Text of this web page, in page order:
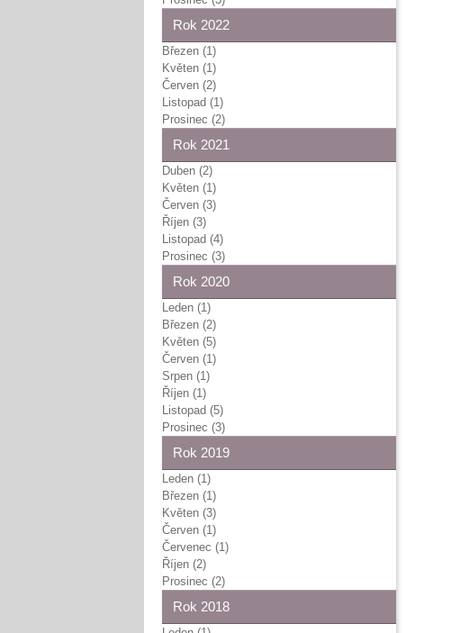
Rok 2022
Březen (1)
Květen (1)
Červen (2)
Listopad (1)
Prosinec (2)
Rok 2021
Duben (2)
Květen (1)
Červen (3)
Říjen (3)
Listopad (4)
Prosinec (3)
Rok 2020
Leden (1)
Březen (2)
Květen (5)
Červen (1)
Srpen (1)
Říjen (1)
Listopad (5)
Prosinec (3)
Rok 2019
Leden (1)
Březen (1)
Květen (3)
Červen (1)
Červenec (1)
Říjen (2)
Prosinec (2)
Rok 2018